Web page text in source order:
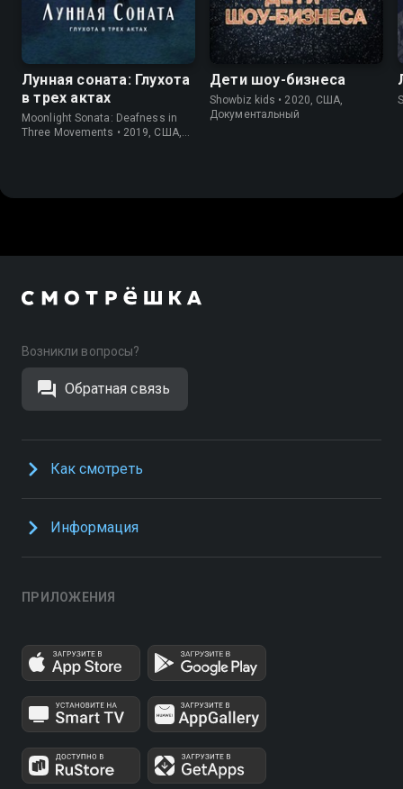
7.4
Лунная соната: Глухота
в трех актах
Moonlight Sonata: Deafness in
Three Movements • 2019, США,
7.2 7.0
Дети шоу-бизнеса
Showbiz kids • 2020, США,
Документальный
Возникли вопросы?
Обратная связь
Как смотреть
Информация
ПРИЛОЖЕНИЯ